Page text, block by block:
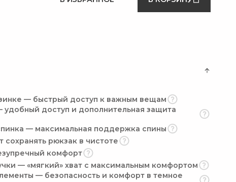
— быстрый доступ к важным вещам
доступ и дополнительная защита
— максимальная поддержка спины
сохранять рюкзак в чистоте
комфорт
— «мягкий» хват с максимальным комфортом
— безопасность и комфорт в темное